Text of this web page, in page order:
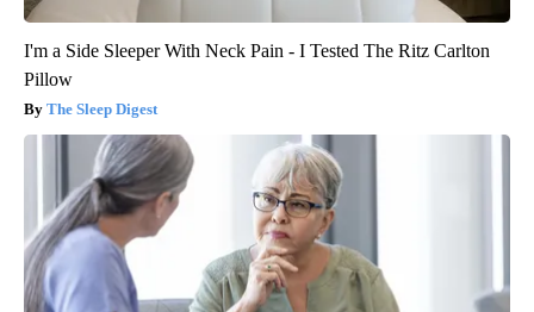
I'm a Side Sleeper With Neck Pain - I Tested The Ritz Carlton
Pillow
The Sleep Digest